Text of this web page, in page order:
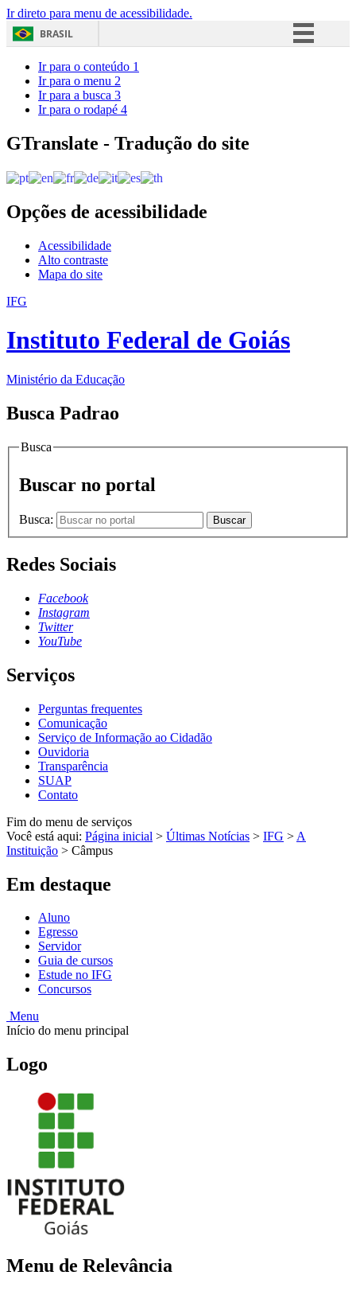
Ir direto para menu de acessibilidade.
BRASIL
Acesso à informação
Ir para o conteúdo 1
Ir para o menu 2
Ir para a busca 3
Ir para o rodapé 4
GTranslate - Tradução do site
Opções de acessibilidade
Acessibilidade
Alto contraste
Mapa do site
IFG
Instituto Federal de Goiás
Ministério da Educação
Busca Padrao
Busca
Buscar no portal
Busca: Buscar
Redes Sociais
Facebook
Instagram
Twitter
YouTube
Serviços
Perguntas frequentes
Comunicação
Serviço de Informação ao Cidadão
Ouvidoria
Transparência
SUAP
Contato
Fim do menu de serviços
Você está aqui: Página inicial > Últimas Notícias > IFG > A
Instituição > Câmpus
Em destaque
Aluno
Egresso
Servidor
Guia de cursos
Estude no IFG
Concursos
Menu
Início do menu principal
Logo
Menu de Relevância